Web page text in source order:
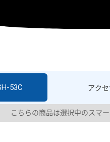
アク
53C
こちらの商品は選択中のスマ